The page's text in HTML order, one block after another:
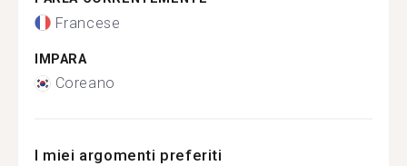
Francese
IMPARA
Coreano
I miei argomenti preferiti